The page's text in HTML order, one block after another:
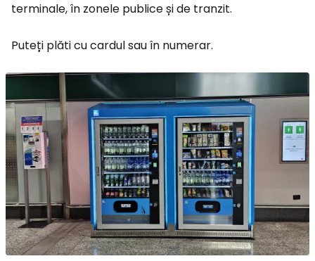
terminale, în zonele publice și de tranzit.
Puteți plăti cu cardul sau în numerar.